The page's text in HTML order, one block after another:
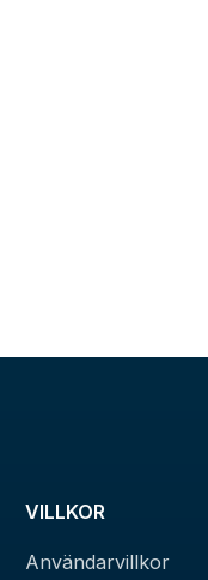
VILLKOR
Användarvillkor